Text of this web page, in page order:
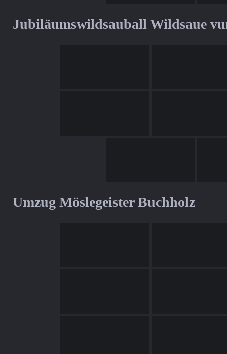
Jubiläumswildsauball Wildsaue
Umzug Möslegeister Buchholz